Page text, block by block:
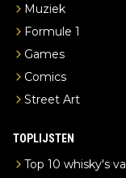
Muziek
Formule 1
Games
Comics
Street Art
TOPLIJSTEN
Top 10 whisky's